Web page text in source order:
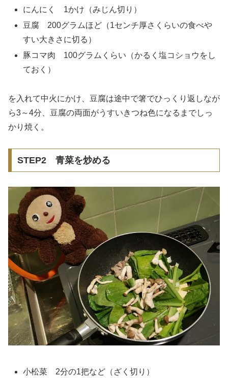
にんにく 1かけ（みじん切り）
豆腐 200グラムほど（1センチ厚さくらいの食べや
すい大きさに切る）
豚コマ肉 100グラムくらい（かるく塩コショウをし
ておく）
を入れて中火にかけ、豆腐は途中で箸でひっくり返しなが
ら3～4分、豆腐の両面がうすいきつね色になるまでしっ
かり焼く。
STEP2 青菜を炒める
小松菜 2分の1把など（ざく切り）